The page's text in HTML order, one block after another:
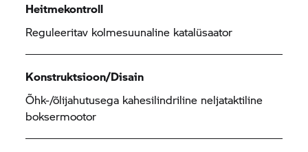
Heitmekontroll
Reguleeritav kolmesuunaline katalüsaator
Konstruktsioon/Disain
Õhk-/õlijahutusega kahesilindriline neljataktiline
boksermootor